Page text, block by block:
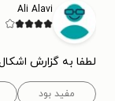
Ali Alavi
لطفا به گزارش
مفید بود